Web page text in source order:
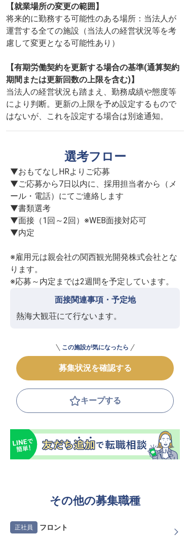
【就業場所の変更の範囲】
将来的に勤務する可能性のある場所：当法人が
運営する全ての施設（当法人の経営状況等を考
慮して変更となる可能性あり）
【有期労働契約を更新する場合の基準(通算契約
期間または更新回数の上限を含む)】
当法人の経営状況も踏まえ、勤務成績や態度等
により判断。更新の上限を予め設定するもので
はないが、これを設定する場合は別途通知。
選考フロー
▼おもてなしHRよりご応募
▼ご応募から7日以内に、採用担当者から（メ
ール・電話）にてご連絡します
▼書類選考
▼面接（1回～2回）※WEB面接対応可
▼内定
※雇用元は親会社の関西観光開発株式会社とな
ります。
※応募～内定までは2週間を予定しています。
面接関連事項・予定地
熱海大観荘にて行ないます。
この施設が気になったら
募集状況を確認する
キープする
その他の募集職種
正社員 フロント